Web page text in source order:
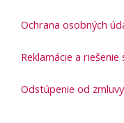
Ochrana osobných
Reklamácie a
Odstúpenie od